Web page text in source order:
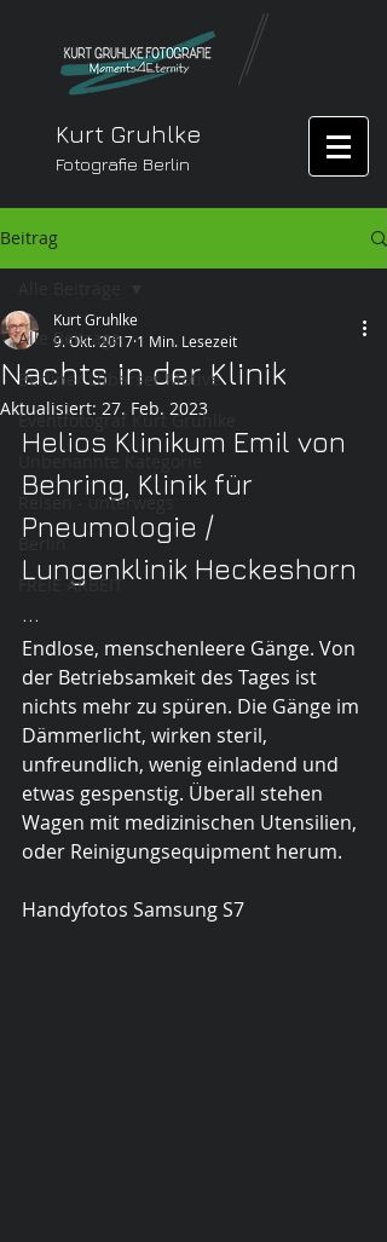
Kurt Gruhlke
Fotografie Berlin
Beitrag
Alle Beiträge
Berliner Lübarser Motive
Eventfotograf Kurt Gruhlke
Reisen - unterwegs
Berlin
FREIE ARBEIT
Nachts in der Klinik
Kurt Gruhlke
9. Okt. 2017 1 Min. Lesezeit
Aktualisiert: 27. Feb. 2023
Helios Klinikum Emil von
Behring, Klinik für
Pneumologie /
Lungenklinik Heckeshorn
...
Endlose, menschenleere Gänge. Von
der Betriebsamkeit des Tages ist
nichts mehr zu spüren. Die Gänge im
Dämmerlicht, wirken steril,
unfreundlich, wenig einladend und
etwas gespenstig. Überall stehen
Wagen mit medizinischen Utensilien,
oder Reinigungsequipment herum.
Handyfotos Samsung S7